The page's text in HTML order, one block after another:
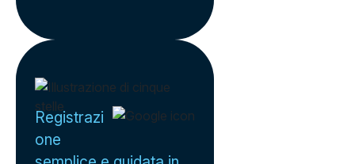
Registrazi
one